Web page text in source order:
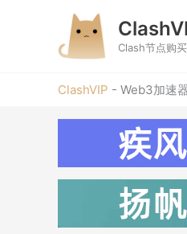
Clash节点购
ClashVIP - Web3加速